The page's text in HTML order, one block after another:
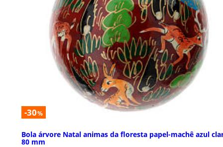
-30%
Bola árvore Natal animas da floresta papel-machê azul
80 mm